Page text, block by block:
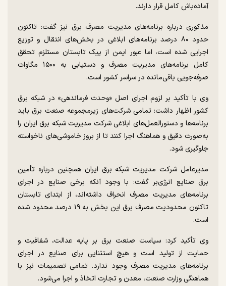
آماده‌باش کامل قرار دارند.
مذکوری درباره برنامه‌های مدیریت مصرف برق نیز گفت: تاکنون
حدود ۸۰ درصد برنامه‌های ابلاغی در بخش‌های انتقال و توزیع
اجرایی شده است، اما عبور ایمن از پیک تابستان مستلزم تحقق
کامل برنامه‌های مدیریت مصرف و دستیابی به ۱۵۰۰ مگاوات
صرفه‌جویی باقی‌مانده در سراسر کشور است.
وی با تأکید بر لزوم اجرای اصل «وحدت فرماندهی» در شبکه برق
کشور اظهار داشت: تمامی شرکت‌های زیرمجموعه صنعت برق باید
برنامه‌ها و دستورالعمل‌های ابلاغی شرکت مدیریت شبکه برق ایران را
به‌صورت دقیق و هماهنگ اجرا کنند تا از بروز خاموشی‌های ناخواسته
جلوگیری شود.
مدیرعامل شرکت مدیریت شبکه برق ایران همچنین درباره تأمین
برق صنایع انرژی‌بر گفت: با وجود آنکه برخی صنایع در اجرای
برنامه‌های مدیریت مصرف انحراف داشته‌اند، از ابتدای تابستان
تاکنون محدودیت مصرف برق این بخش به ۱۹ درصد محدود شده
است.
وی تأکید کرد: سیاست صنعت برق بر پایه عدالت، شفافیت و
حمایت از تولید است و هیچ استثنایی برای صنایع در اجرای
برنامه‌های مدیریت مصرف وجود ندارد. تمامی تصمیمات نیز با
هماهنگی وزارت صنعت، معدن و تجارت اتخاذ و اجرا می‌شود.